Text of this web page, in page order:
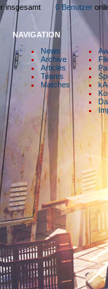
insgesamt0 Benutzer
NAVIGATION
News
Archive
Articles
Teams
Matches